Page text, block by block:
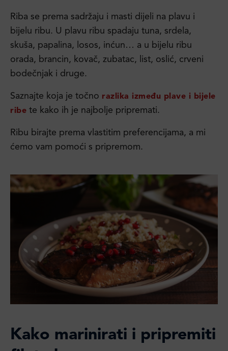
Riba se prema sadržaju i masti dijeli na plavu i
bijelu ribu. U plavu ribu spadaju tuna, srdela,
skuša, papalina, losos, inćun… a u bijelu ribu
orada, brancin, kovač, zubatac, list, oslić, crveni
bodečnjak i druge.
Saznajte koja je točno razlika između plave i bijele
ribe te kako ih je najbolje pripremati.
Ribu birajte prema vlastitim preferencijama, a mi
ćemo vam pomoći s pripremom.
Kako marinirati i pripremiti